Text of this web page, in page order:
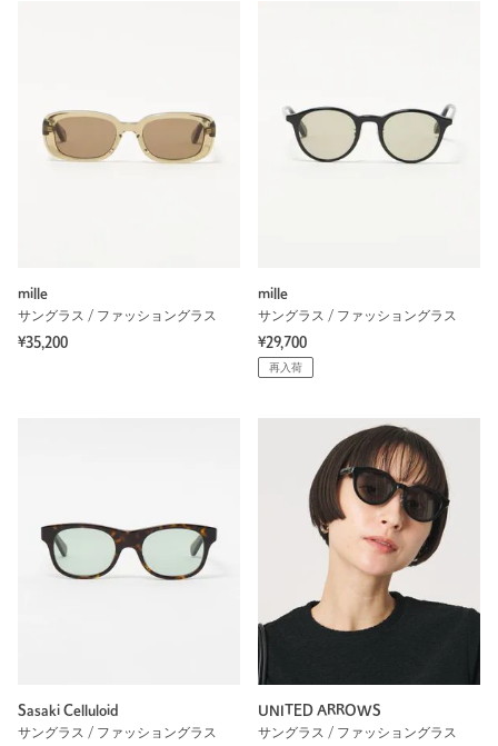
mille
サングラス / ファッショングラス
¥35,200
mille
サングラス / ファッショングラス
¥29,700
再入荷
Sasaki Celluloid
サングラス / ファッショングラス
UNITED ARROWS
サングラス / ファッショングラス